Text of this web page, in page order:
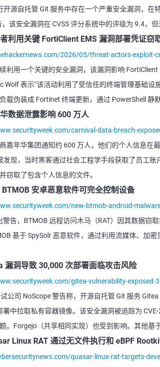
开源自托管 Git 服务中存在一个严重安全漏洞，在
该安全漏洞在 CVSS 评分系统中的评级为 9.4，但
利用关键 FortiClient EMS 漏洞部署凭证窃
2026/05/threat-actors-exploit-
利用一个关键的安全漏洞，该漏洞影响
Wolf 表示“该活动利用了受信任的终端管理基础设
载伪装成 Fortinet 终端更新，通过 PowerShell 静
数据泄露影响 600 万人
carnival-data-breach-
嘉年华集团通知约 600 万人，他们的个人信息在
发现，当时黑客通过社会工程学手段获取了员工
窃取了包含个人信息的文件。
安卓恶意软件可完全控制设备
new-btmob-android-
警告，BTMOB 远程访问木马（RAT）因其数据窃
基于 SpySolr 恶意软件，通过利用流媒体、加
漏洞导致 30,000 次部署面临攻击风险
gitea-vulnerability-
公司 NoScope 警告称，开源自托管 Git 服务
署中拉取私有容器镜像。该安全漏洞被追踪为
。Forgejo（共享相同实现）也受到影响。其他基
Linux RAT 通过无文件执行和 eBPF
quasar-linux-rat-targets-